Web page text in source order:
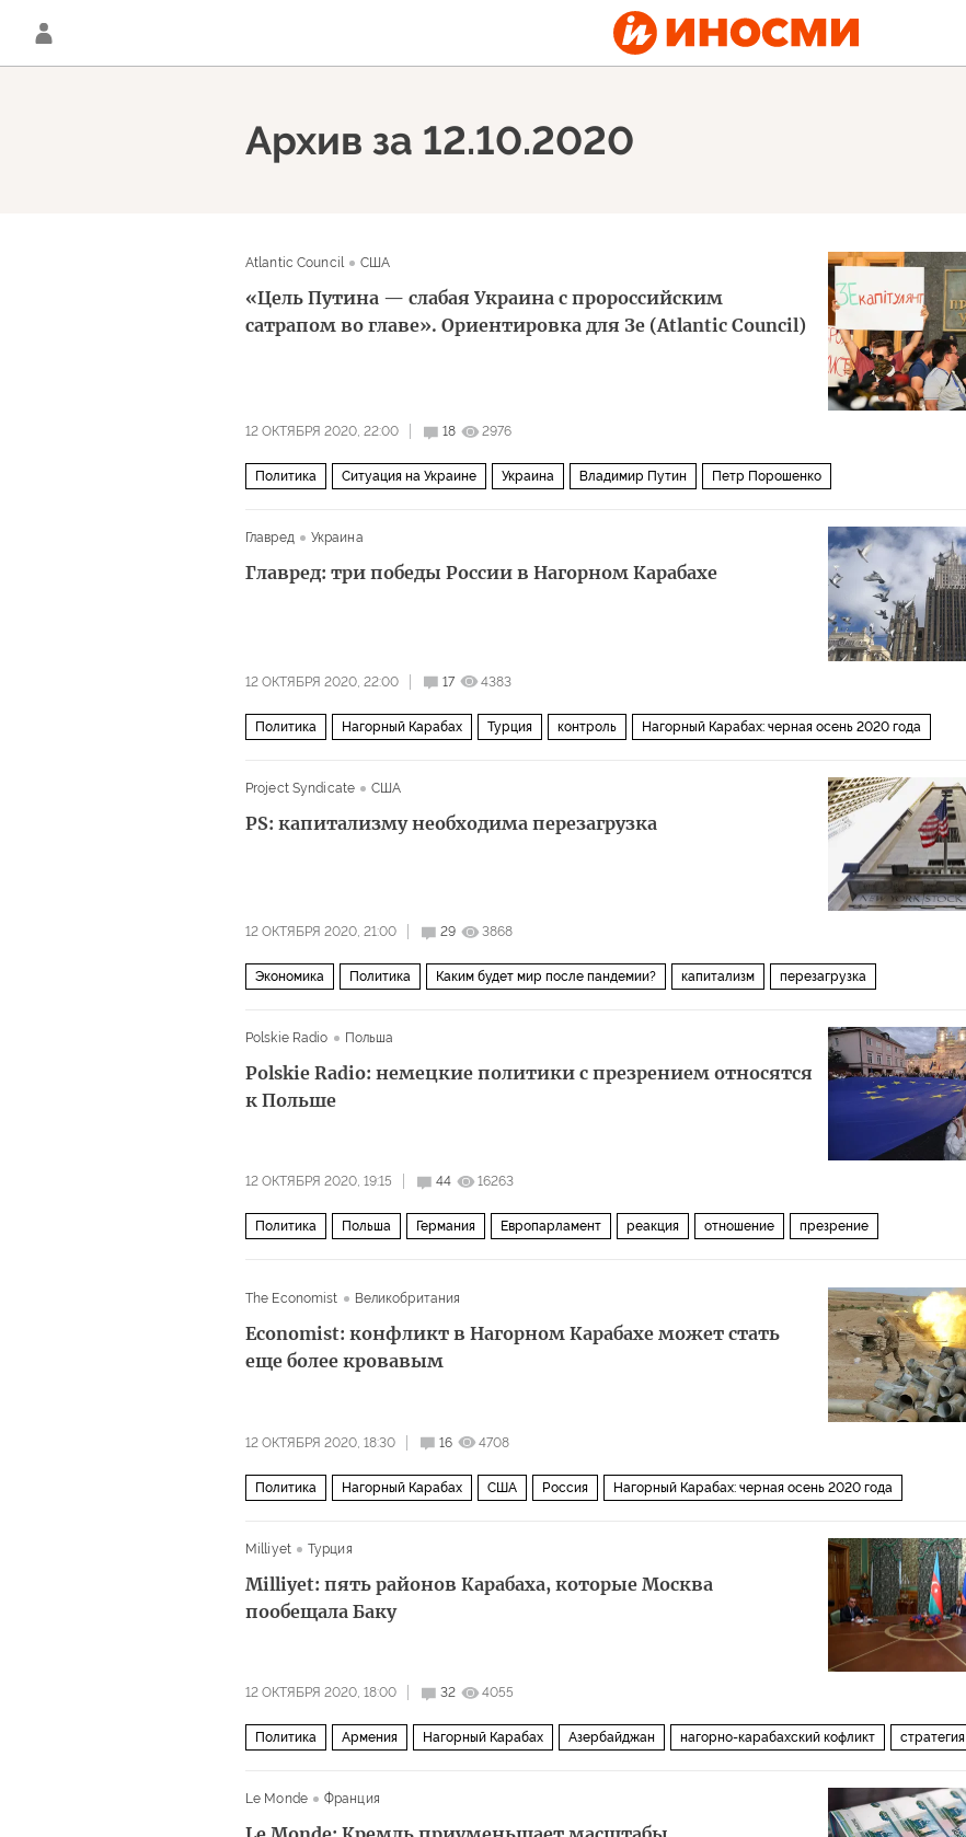
Архив за 12.10.2020
Atlantic Council США
«Цель Путина — слабая Украина с пророссийским
сатрапом во главе». Ориентировка для Зе (Atlantic Council)
12 ОКТЯБРЯ 2020, 22:00 18 2976
Политика Ситуация на Украине Украина Владимир Путин Петр Порошенко
Главред Украина
Главред: три победы России в Нагорном Карабахе
12 ОКТЯБРЯ 2020, 22:00 17 4383
Политика Нагорный Карабах Турция контроль Нагорный Карабах: черная осень 2020 года
Project Syndicate США
PS: капитализму необходима перезагрузка
12 ОКТЯБРЯ 2020, 21:00 29 3868
Экономика Политика Каким будет мир после пандемии? капитализм перезагрузка
Polskie Radio
Польша
Polskie Radio: немецкие политики с презрением относятся
к Польше
12 ОКТЯБРЯ 2020, 19:15 44 16263
Политика Польша Германия Европарламент реакция отношение презрение
The Economist Великобритания
Economist: конфликт в Нагорном Карабахе может стать
еще более кровавым
12 ОКТЯБРЯ 2020, 18:30 16 4708
Политика Нагорный Карабах США Россия Нагорный Карабах: черная осень 2020 года
Milliyet Турция
Milliyet: пять районов Карабаха, которые Москва
пообещала Баку
12 ОКТЯБРЯ 2020, 18:00 32 4055
Политика Армения Нагорный Карабах Азербайджан нагорно-карабахский кофликт стратегия
Le Monde
Франция